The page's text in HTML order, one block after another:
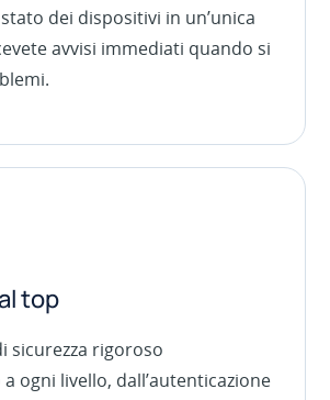
dei dispositivi in un’unica
avvisi immediati quando si
top
sicurezza rigoroso
ogni livello, dall’autenticazione